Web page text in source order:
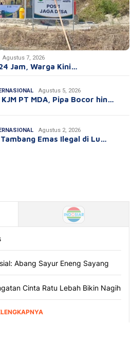
Agustus 7, 2026
Jam, Warga Kini…
Agustus 5, 2026
PT MDA, Pipa Bocor hin…
Agustus 2, 2026
Emas Ilegal di Lu…